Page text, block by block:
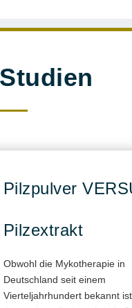
Pilzpulver
Pilzextrakt
Obwohl die Mykotherapie in
Deutschland seit einem
Vierteljahrhundert bekannt